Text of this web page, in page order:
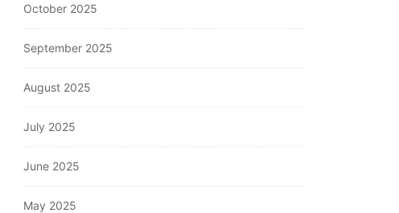
October 2025
September 2025
August 2025
July 2025
June 2025
May 2025